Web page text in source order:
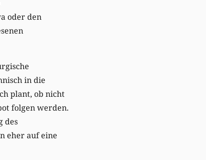
oder den
in die
plant, ob nicht
folgen werden.
des
eher auf eine